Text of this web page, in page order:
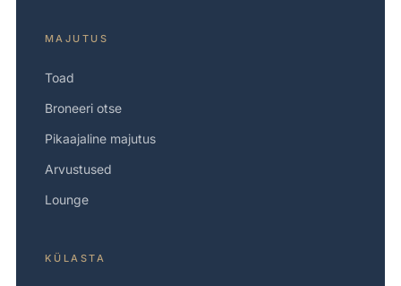
MAJUTUS
Toad
Broneeri otse
Pikaajaline majutus
Arvustused
Lounge
KÜLASTA